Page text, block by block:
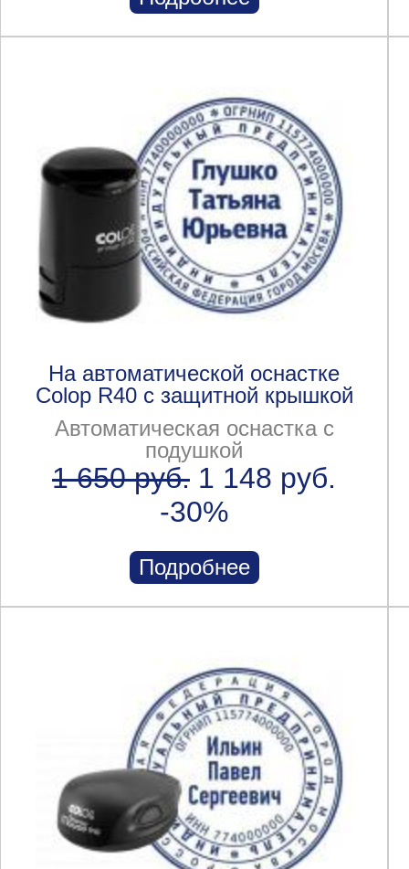
На автоматической оснастке
Colop R40 с защитной крышкой
Автоматическая оснастка с
подушкой
1 650 руб. 1 148 руб.
-30%
Подробнее